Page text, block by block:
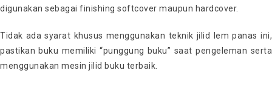
digunakan sebagai finishing softcover maupun hardcover.
Tidak ada syarat khusus menggunakan teknik jilid lem panas ini,
pastikan buku memiliki “punggung buku” saat pengeleman serta
menggunakan mesin jilid buku terbaik.